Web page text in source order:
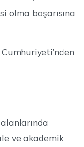
olma başarısına
ve akademik